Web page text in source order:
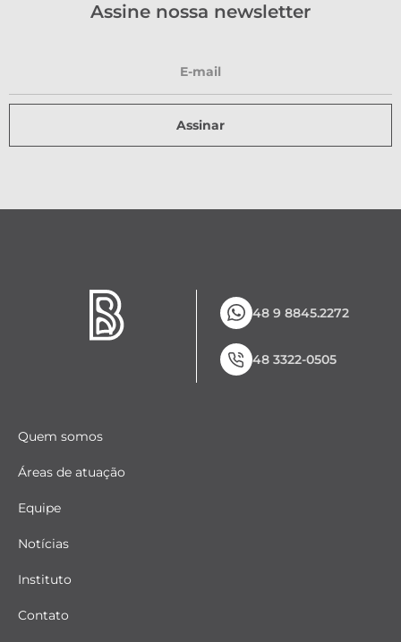
Assine nossa newsletter
Assinar
48 9 8845.2272
48 3322-0505
Quem somos
Áreas de atuação
Equipe
Notícias
Instituto
Contato